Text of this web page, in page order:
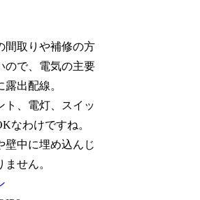
間取りや補修の方
ので、電気の主要
出配線。
ト、電灯、スイッ
なわけですね。
壁中に埋め込んじ
りません。